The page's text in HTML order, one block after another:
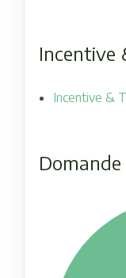
Incentive
Incentive &